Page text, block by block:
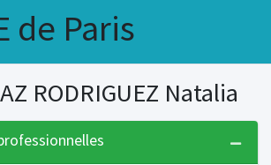
de Paris
RODRIGUEZ Natalia